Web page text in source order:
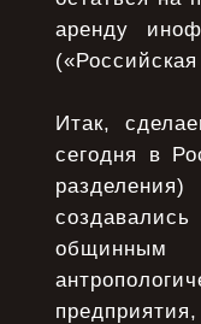
аренду
Итак,
сегодня в
общинным